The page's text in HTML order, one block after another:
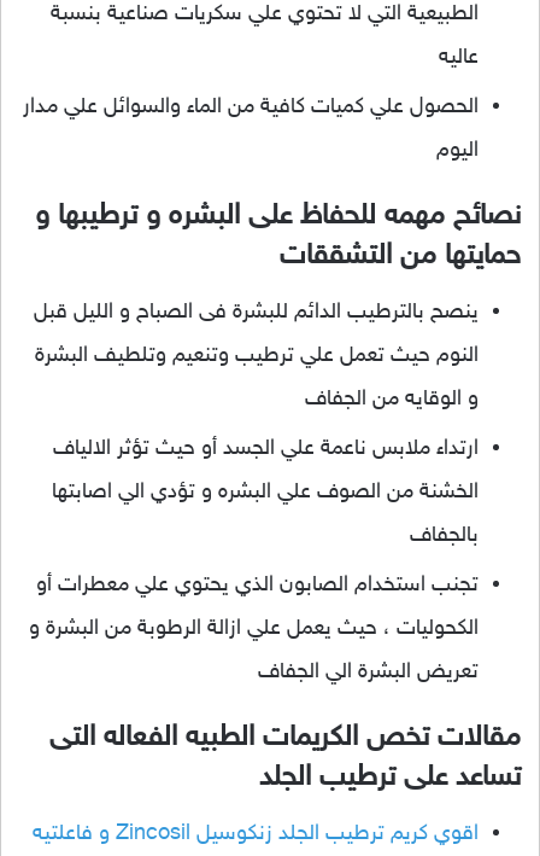
الطبيعية التي لا تحتوي علي سكريات صناعية بنسبة
عاليه
الحصول علي كميات كافية من الماء والسوائل علي مدار
اليوم
نصائح مهمه للحفاظ على البشره و ترطيبها و
حمايتها من التشققات
ينصح بالترطيب الدائم للبشرة فى الصباح و الليل قبل
النوم حيث تعمل علي ترطيب وتنعيم وتلطيف البشرة
و الوقايه من الجفاف
ارتداء ملابس ناعمة علي الجسد أو حيث تؤثر الالياف
الخشنة من الصوف علي البشره و تؤدي الي اصابتها
بالجفاف
تجنب استخدام الصابون الذي يحتوي علي معطرات أو
الكحوليات ، حيث يعمل علي ازالة الرطوبة من البشرة و
تعريض البشرة الي الجفاف
مقالات تخص الكريمات الطبيه الفعاله التى
تساعد على ترطيب الجلد
اقوي كريم ترطيب الجلد زنكوسيل Zincosil و فاعلتيه